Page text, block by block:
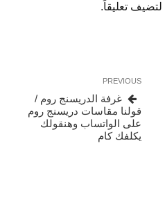
لتضيف تعليقاً.
Previous
Post
PREVIOUS
غرفة الدريسنج روم /
قولنا مقاسات دريسنج روم
على الواتساب وهنقولك
يكلفك كام